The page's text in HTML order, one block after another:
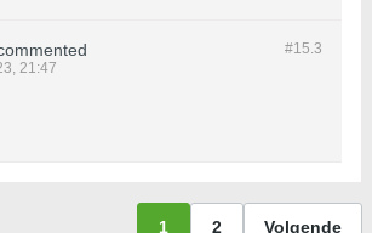
#15.3
21:47
1 2 Volgende